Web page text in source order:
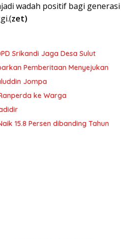
wadah positif bagi generasi
zet)
Srikandi Jaga Desa Sulut
Pemberitaan Menyejukan
Jompa
ke Warga
15.8 Persen dibanding Tahun